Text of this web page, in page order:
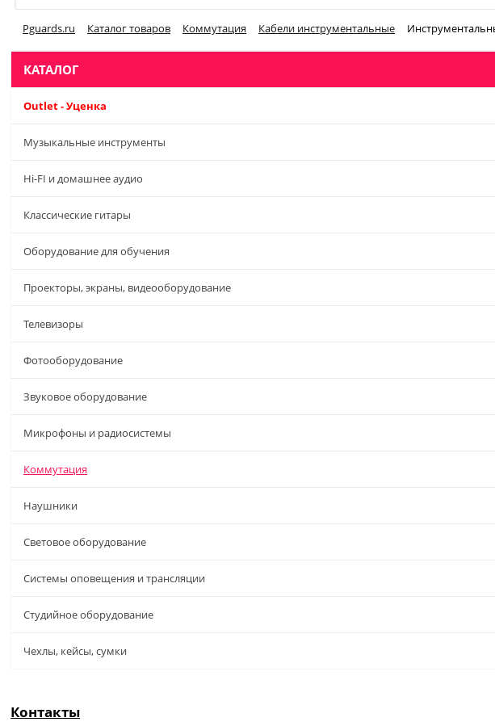
Pguards.ru Каталог товаров Коммутация Кабели инструментальные
КАТАЛОГ
Outlet - Уценка
Музыкальные инструменты
Hi-FI и домашнее аудио
Классические гитары
Оборудование для обучения
Проекторы, экраны, видеооборудование
Телевизоры
Фотооборудование
Звуковое оборудование
Микрофоны и радиосистемы
Коммутация
Наушники
Световое оборудование
Системы оповещения и трансляции
Студийное оборудование
Чехлы, кейсы, сумки
Контакты